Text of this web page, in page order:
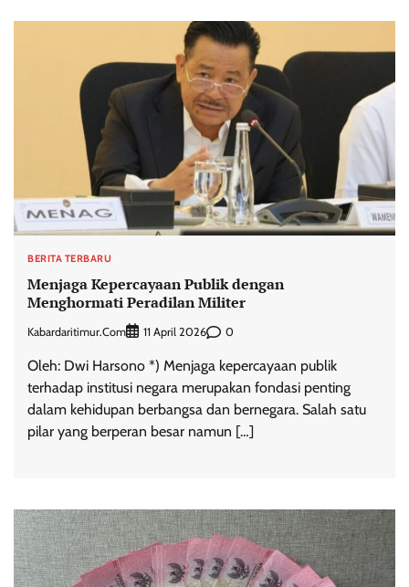
BERITA TERBARU
Menjaga Kepercayaan Publik dengan
Menghormati Peradilan Militer
Kabardaritimur.com 11 April 2026 0
Oleh: Dwi Harsono *) Menjaga kepercayaan publik
terhadap institusi negara merupakan fondasi penting
dalam kehidupan berbangsa dan bernegara. Salah satu
pilar yang berperan besar namun […]